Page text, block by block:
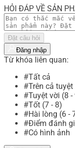
HỎI ĐÁP VỀ SẢN
Đặt câu hỏi
Đăng nhập
Từ khóa liên quan:
#Tất cả
#Trên cả
#Tuyệt vời (8 -
#Tốt (7 - 8)
#Hài lòng (6 -
#Điểm đánh
#Có hình ảnh